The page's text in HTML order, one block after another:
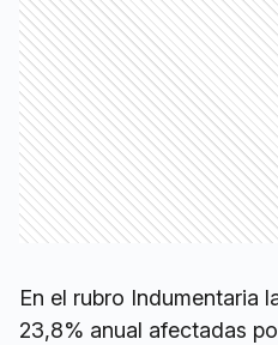
En el rubro Indumentaria
23,8% anual afectadas